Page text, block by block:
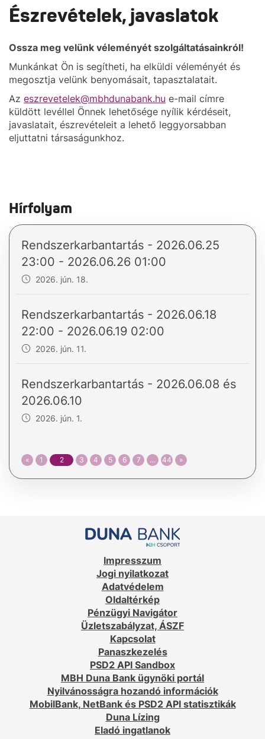
Észrevételek, javaslatok
Ossza meg velünk véleményét szolgáltatásainkról!
Munkánkat Ön is segítheti, ha elküldi véleményét és
megosztja velünk benyomásait, tapasztalatait.
Az eszrevetelek@mbhdunabank.hu e-mail címre
küldött levéllel Önnek lehetősége nyílik kérdéseit,
javaslatait, észrevételeit a lehető leggyorsabban
eljuttatni társaságunkhoz.
Hírfolyam
Rendszerkarbantartás - 2026.06.25
23:00 - 2026.06.26 01:00
2026. jún. 18.
Rendszerkarbantartás - 2026.06.18
22:00 - 2026.06.19 02:00
2026. jún. 11.
Rendszerkarbantartás - 2026.06.08 és
2026.06.10
2026. jún. 1.
« 1 2 3 4 5 6 7 … 44 »
Impresszum
Jogi nyilatkozat
Adatvédelem
Oldaltérkép
Pénzügyi Navigátor
Üzletszabályzat, ÁSZF
Kapcsolat
Panaszkezelés
PSD2 API Sandbox
MBH Duna Bank ügynöki portál
Nyilvánosságra hozandó információk
MobilBank, NetBank és PSD2 API statisztikák
Duna Lízing
Eladó ingatlanok